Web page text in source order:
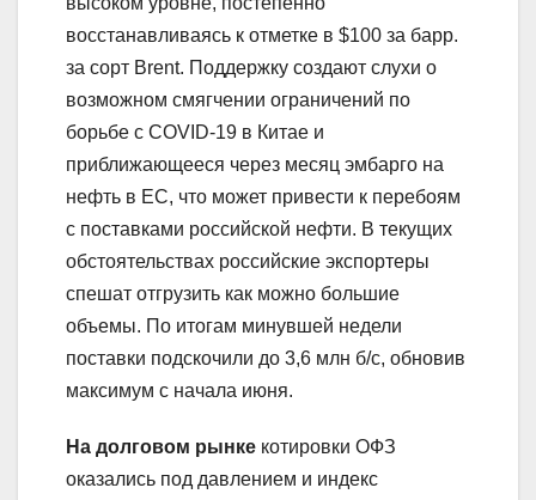
восстанавливаясь к отметке в $100 за барр.
за сорт Brent. Поддержку создают слухи о
возможном смягчении ограничений по
борьбе с COVID-19 в Китае и
приближающееся через месяц эмбарго на
нефть в ЕС, что может привести к перебоям
с поставками российской нефти. В текущих
обстоятельствах российские экспортеры
спешат отгрузить как можно большие
объемы. По итогам минувшей недели
поставки подскочили до 3,6 млн б/с, обновив
максимум с начала июня.
На долговом рынке котировки ОФЗ
оказались под давлением и индекс